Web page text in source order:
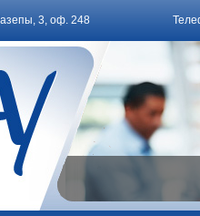
3, оф. 248